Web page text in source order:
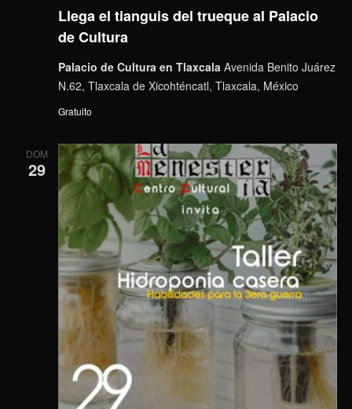
Llega el tianguis del trueque al Palacio
de Cultura
Palacio de Cultura en Tlaxcala Avenida Benito Juárez
N.62, Tlaxcala de Xicohténcatl, Tlaxcala, México
Gratuito
DOM
29